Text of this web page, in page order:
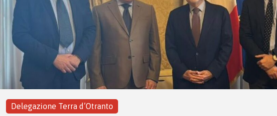
Delegazione Terra d’Otranto